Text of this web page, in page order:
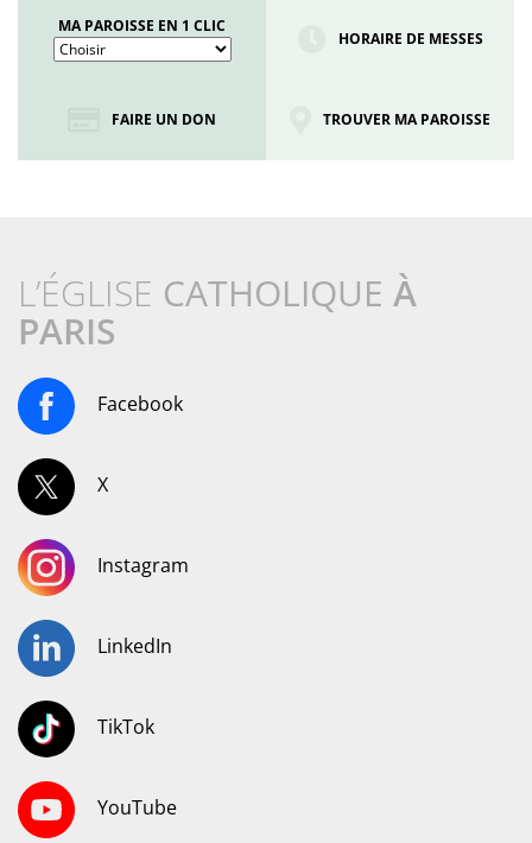
MA PAROISSE EN 1 CLIC
HORAIRE DE MESSES
FAIRE UN DON TROUVER MA PAROISSE
L’ÉGLISE CATHOLIQUE À
PARIS
Facebook
X
Instagram
LinkedIn
TikTok
YouTube